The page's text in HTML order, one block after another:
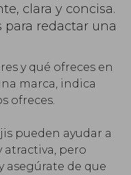
clara y concisa.
redactar una
y qué ofreces en
marca, indica
ofreces.
pueden ayudar a
atractiva, pero
asegúrate de que